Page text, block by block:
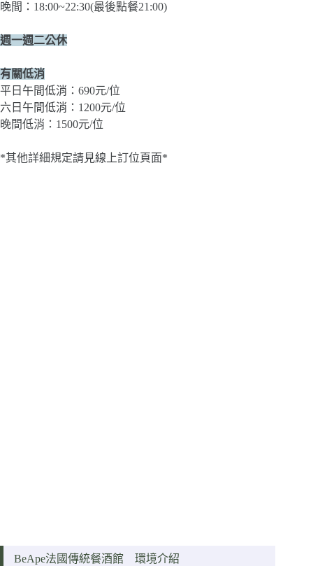
晚間：18:00~22:30(最後點餐21:00)
週一週二公休
有關低消
平日午間低消：690元/位
六日午間低消：1200元/位
晚間低消：1500元/位
*其他詳細規定請見線上訂位頁面*
BeApe法國傳統餐酒館 環境介紹